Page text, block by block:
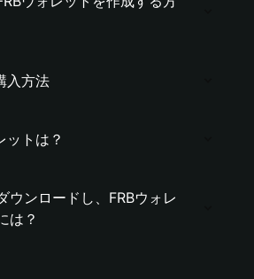
入方法
ットは？
ンロードし、FRBウォレ
は？